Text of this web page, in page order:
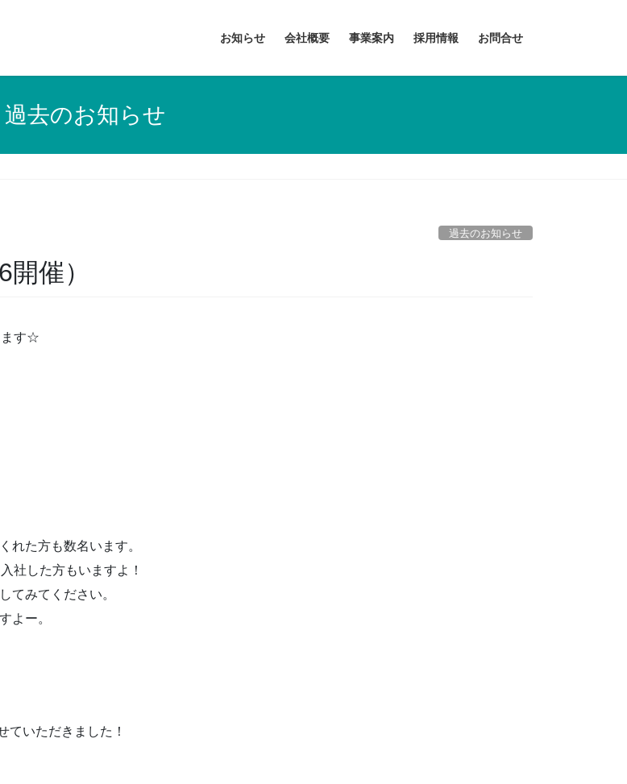
お知らせ 会社概要 事業案内 採用情報 お問合せ
過去のお知らせ
過去のお知らせ
催）
ます☆
れた方も数名います。
社した方もいますよ！
てみてください。
よー。
ていただきました！